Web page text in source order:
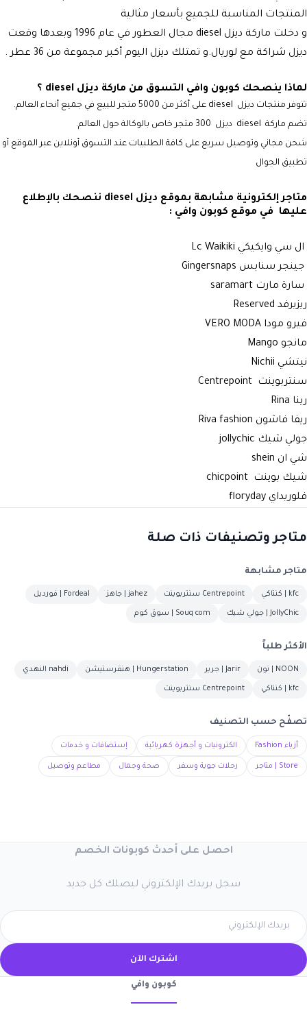
المنتجات المناسبة للجميع بأسعار مثالية
و دخلت ماركة ديزل diesel مجال
العطور في عام 1996 وبعدها وقعت
ديزل شراكة مع لوريال.و تمتلك ديزل اليوم أكبر مجموعة من 36 عطر .
لماذا ينصحك كوبون وافي التسوق من ماركة ديزل diesel ؟
تتوفر منتجات ديزل
على أكثر من 5000 متجر للبيع في جميع أنحاء العالم.
تضم ماركة
ديزل 300 متجر خاص بالوكالة حول العالم.
شحن مجاني وتوصيل سريع على كافة الطلبيات عند التسوق أونلاين عبر الموقع أو
تطبيق الجوال
متاجر إلكترونية مشابهة بموقع ديزل diesel ننصحك بالإطلاع
عليها في موقع كوبون وافي :
ال سي وايكيكي ‏Lc Waikiki
جينجر سنابس Gingersnaps
سارة مارت saramart
ريزيرفد Reserved
فيرو مودا VERO MODA
مانجو Mango
نيتشي Nichii
سنتربوينت Centrepoint
رينا Rina
ريفا فاشون Riva fashion
جولي شيك jollychic
شي ان shein
شيك بوينت chicpoint
فلوريداي floryday
متاجر وتصنيفات ذات صلة
متاجر مشابهة
kfc | كنتاكي Centrepoint سنتربوينت jahez | جاهز Fordeal | فورديل
JollyChic | جولي شيك Souq com | سوق كوم
الأكثر طلباً
NOON | نون Jarir | جرير Hungerstation | هنقرستيشن nahdi النهدي
kfc | كنتاكي Centrepoint سنتربوينت
تصفّح حسب التصنيف
أزياء Fashion الكترونيات و أجهزة كهربائية إستضافات و خدمات
Store | متاجر رحلات جوية وسفر صحة وجمال مطاعم وتوصيل
احصل على أحدث كوبونات الخصم
سجل بريدك الإلكتروني ليصلك كل جديد
اشترك الآن
كوبون وافي